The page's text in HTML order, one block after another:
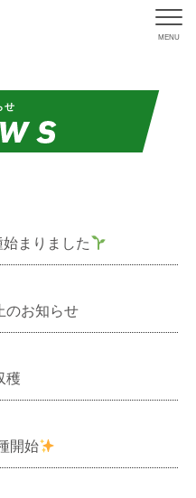
MENU
せ
まりました‪
のお知らせ
穫
開始